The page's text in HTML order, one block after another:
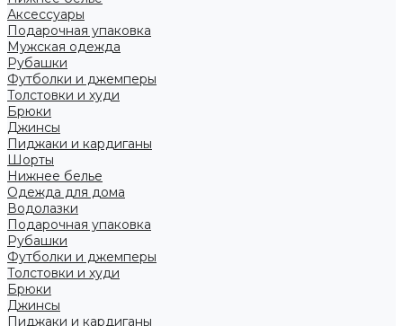
Аксессуары
Подарочная упаковка
Мужская одежда
Рубашки
Футболки и джемперы
Толстовки и худи
Брюки
Джинсы
Пиджаки и кардиганы
Шорты
Нижнее белье
Одежда для дома
Водолазки
Подарочная упаковка
Рубашки
Футболки и джемперы
Толстовки и худи
Брюки
Джинсы
Пиджаки и кардиганы